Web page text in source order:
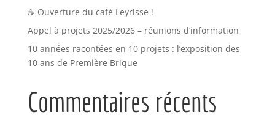
☕ Ouverture du café Leyrisse !
Appel à projets 2025/2026 – réunions d’information
10 années racontées en 10 projets : l’exposition des
10 ans de Première Brique
Commentaires récents